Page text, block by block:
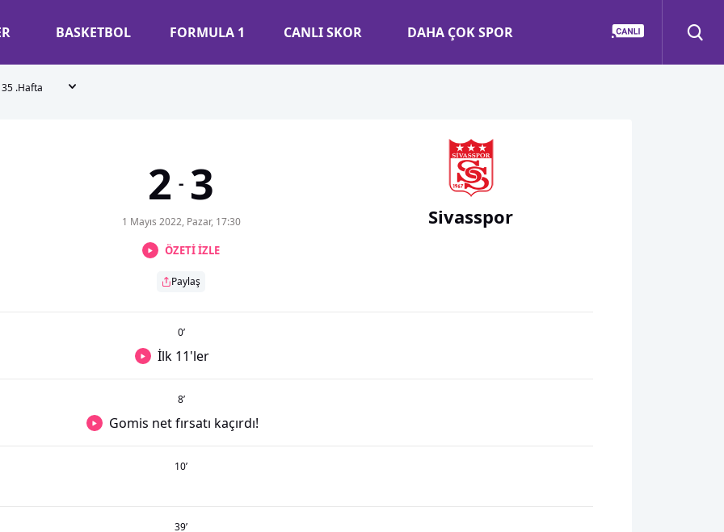
BASKETBOL FORMULA 1 CANLI SKOR DAHA ÇOK SPOR
35 .Hafta
2 - 3
1 Mayıs 2022, Pazar, 17:30
ÖZETİ İZLE
Paylaş
Sivasspor
0’
İlk 11'ler
8’
Gomis net fırsatı kaçırdı!
10’
39’